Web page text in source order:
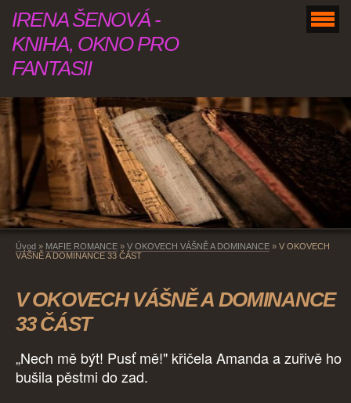
IRENA ŠENOVÁ -
KNIHA, OKNO PRO
FANTASII
Úvod » MAFIE ROMANCE » V OKOVECH VÁŠNĚ A DOMINANCE » V OKOVECH
VÁŠNĚ A DOMINANCE 33 ČÁST
V OKOVECH VÁŠNĚ A DOMINANCE
33 ČÁST
„Nech mě být! Pusť mě!" křičela Amanda a zuřivě ho
bušila pěstmi do zad.